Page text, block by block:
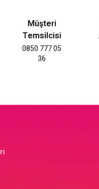
Müşteri
Temsilcisi
0850 777 05
36